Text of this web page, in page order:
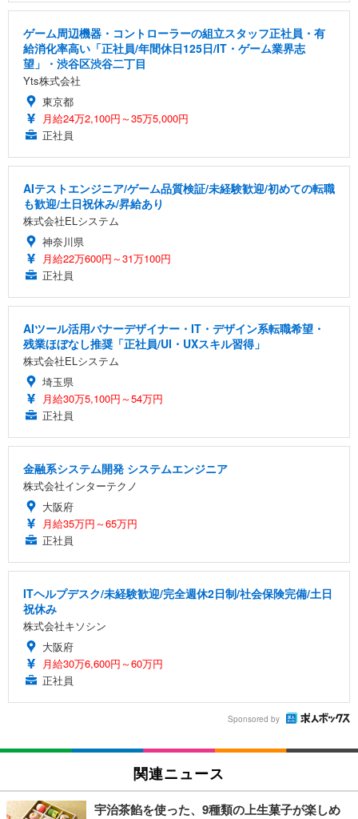
ゲーム周辺機器・コントローラーの組立スタッフ正社員・有
給消化率高い「正社員/年間休日125日/IT・ゲーム業界志
望」・渋谷区渋谷二丁目
Yts株式会社
東京都
月給24万2,100円～35万5,000円
正社員
AIテストエンジニア/ゲーム品質検証/未経験歓迎/初めての転職
も歓迎/土日祝休み/昇給あり
株式会社ELシステム
神奈川県
月給22万600円～31万100円
正社員
AIツール活用バナーデザイナー・IT・デザイン系転職希望・
残業ほぼなし推奨「正社員/UI・UXスキル習得」
株式会社ELシステム
埼玉県
月給30万5,100円～54万円
正社員
金融系システム開発 システムエンジニア
株式会社インターテクノ
大阪府
月給35万円～65万円
正社員
ITヘルプデスク/未経験歓迎/完全週休2日制/社会保険完備/土日
祝休み
株式会社キソシン
大阪府
月給30万6,600円～60万円
正社員
Sponsored by
関連ニュース
宇治茶餡を使った、9種類の上生菓子が楽しめ